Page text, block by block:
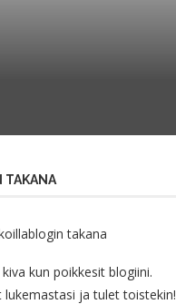
TAKANA
kun poikkesit blogiini.
ja tulet toistekin!